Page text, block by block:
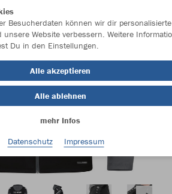
Besucherdaten können wir dir personalisierte
unsere Website verbessern. Weitere
Du in den Einstellungen.
Alle akzeptieren
Alle ablehnen
mehr Infos
Datenschutz
Impressum